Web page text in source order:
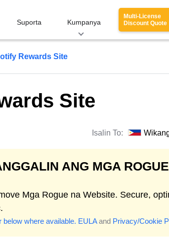
Suporta Kumpanya
Multi-License
Discount Quote
Rewards Site
Site
Isalin To:
ANG MGA
Mga Rogue na Website. Secure,
below where available. EULAand Privacy/Cookie